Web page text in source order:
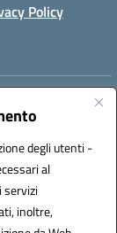
degli utenti -
al
servizi
inoltre,
Policy